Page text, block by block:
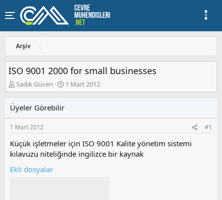
Arşiv
ISO 9001 2000 for small businesses
K
o
u
y
u
a
ş
a
Sadık Güven
B
a
a
ı
ç
1 Mart 2012
Üyeler Görebilir
1 Mart 2012 #1
Küçük işletmeler için ISO 9001 Kalite yönetim sistemi
kılavuzu niteliğinde ingilizce bir kaynak
Ekli dosyalar